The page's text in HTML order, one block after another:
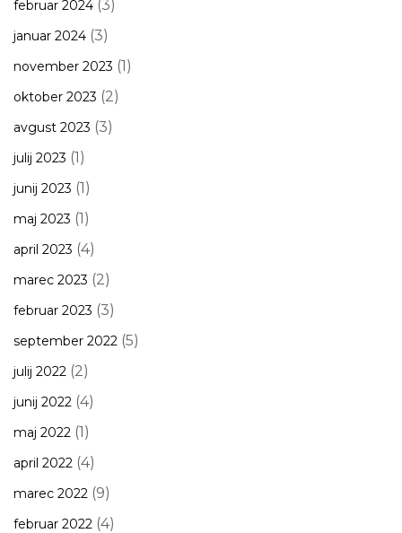
februar 2024 (3)
januar 2024 (3)
november 2023 (1)
oktober 2023 (2)
avgust 2023 (3)
julij 2023 (1)
junij 2023 (1)
maj 2023 (1)
april 2023 (4)
marec 2023 (2)
februar 2023 (3)
september 2022 (5)
julij 2022 (2)
junij 2022 (4)
maj 2022 (1)
april 2022 (4)
marec 2022 (9)
februar 2022 (4)